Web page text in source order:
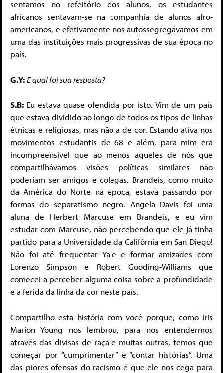
sentamos no refeitório dos alunos, os estudantes
africanos sentavam-se na companhia de alunos afro-
americanos, e efetivamente nos autossegregávamos em
uma das instituições mais progressivas de sua época no
país.
G.Y:E qual foi sua resposta?
S.B: Eu estava quase ofendida por isto. Vim de um país
que estava dividido ao longo de todos os tipos de linhas
étnicas e religiosas, mas não a de cor. Estando ativa nos
movimentos estudantis de 68 e além, para mim era
incompreensível que ao menos aqueles de nós que
compartilhávamos visões políticas similares não
poderiam ser amigos e colegas. Brandeis, como muito
da América do Norte na época, estava passando por
formas do separatismo negro. Angela Davis foi uma
aluna de Herbert Marcuse em Brandeis, e eu vim
estudar com Marcuse, não percebendo que ele já tinha
partido para a Universidade da Califórnia em San Diego!
Não foi até frequentar Yale e formar amizades com
Lorenzo Simpson e Robert Gooding-Williams que
comecei a perceber alguma coisa sobre a profundidade
e a ferida da linha da cor neste país.
Compartilho esta história com você porque, como Iris
Marion Young nos lembrou, para nos entendermos
através das divisas de raça e muitas outras, temos que
começar por “cumprimentar” e “contar histórias”. Uma
das piores ofensas do racismo é que ele nos cega para